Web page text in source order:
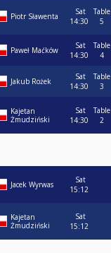
Piotr Sławenta
Sat
14:30
Table
5
Paweł Maćków
Sat
14:30
Table
4
Jakub Rożek
Sat
14:30
Table
3
Kajetan
Żmudziński
Sat
14:30
Table
2
Jacek Wyrwas
Sat
15:12
Kajetan
Żmudziński
Sat
15:12